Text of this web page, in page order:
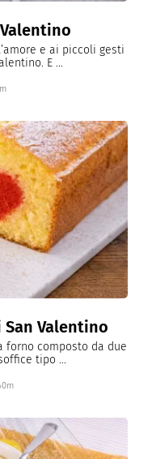
e ai piccoli gesti
E ...
Valentino
forno composto da due
tipo ...